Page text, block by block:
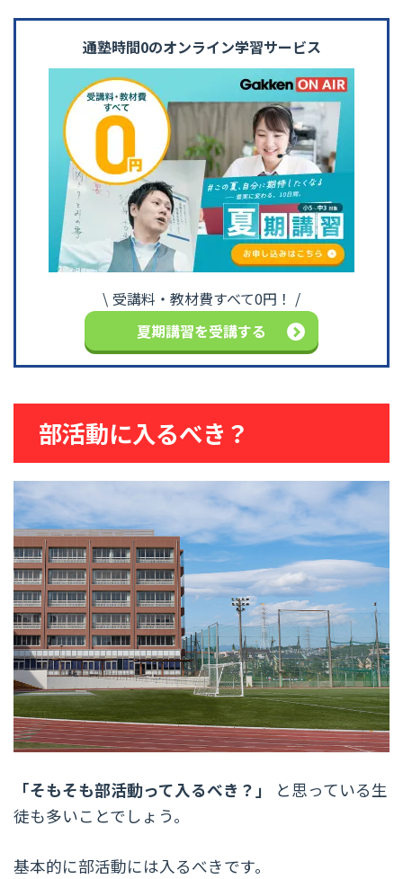
通塾時間0のオンライン学習サービス
受講料・教材費すべて0円！
夏期講習を受講する
部活動に入るべき？
「そもそも部活動って入るべき？」
と思っている生
徒も多いことでしょう。
基本的に部活動には入るべきです。